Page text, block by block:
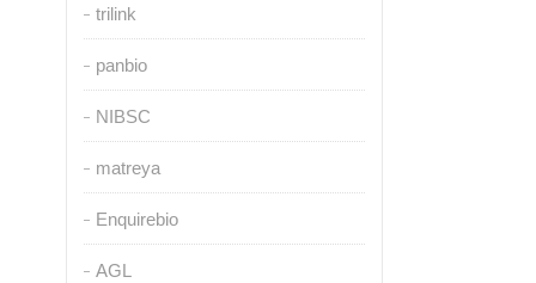
trilink
panbio
NIBSC
matreya
Enquirebio
AGL